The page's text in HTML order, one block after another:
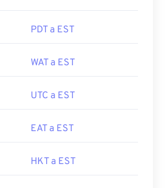
PDT a EST
WAT a EST
UTC a EST
EAT a EST
HKT a EST